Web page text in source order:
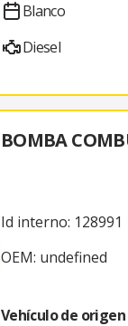
Blanco
Diesel
BOMBA
Id interno: 128991
OEM: undefined
Vehículo de origen